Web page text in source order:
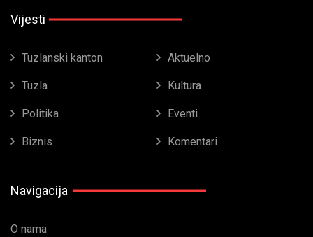
Vijesti
Tuzlanski kanton Aktuelno
Tuzla Kultura
Politika Eventi
Biznis Komentari
Navigacija
O nama